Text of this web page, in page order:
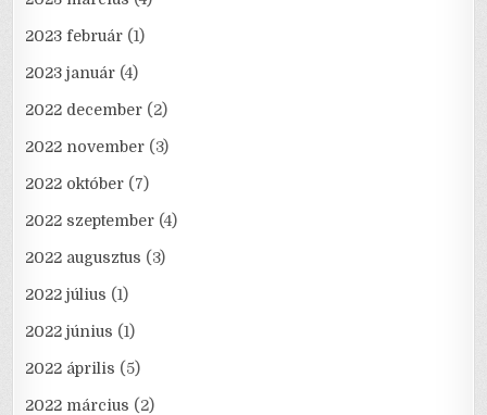
2023 február (1)
2023 január (4)
2022 december (2)
2022 november (3)
2022 október (7)
2022 szeptember (4)
2022 augusztus (3)
2022 július (1)
2022 június (1)
2022 április (5)
2022 március (2)